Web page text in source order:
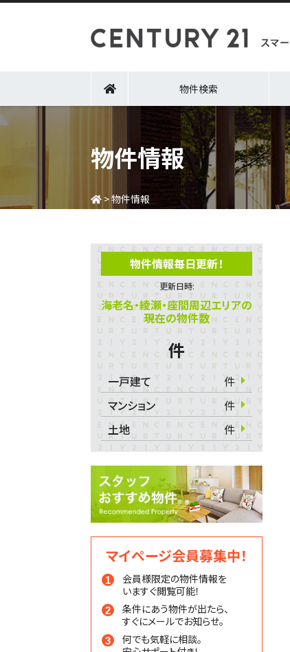
物件検索
物件情報
>物件情報
物件情報毎日更新！
更新日時:
海老名・綾瀬・座間周辺エリアの
現在の物件数
件
一戸建て
件
マンション
件
土地
件
マイページ会員募集中！
会員様限定の物件情報を
いますぐ閲覧可能！
条件にあう物件が出たら、
すぐにメールでお知らせ。
何でも気軽に相談。